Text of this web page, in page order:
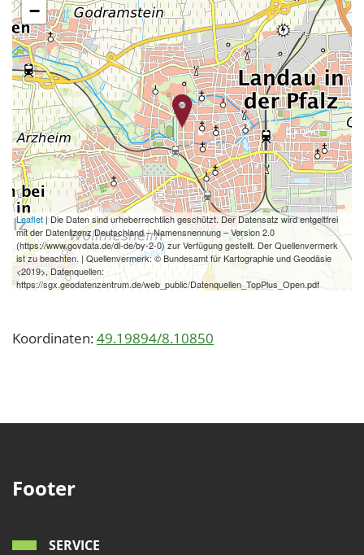
−
Leaflet | Die Daten sind urheberrechtlich geschützt. Der Datensatz wird entgeltfrei
mit der Datenlizenz Deutschland – Namensnennung – Version 2.0
(https://www.govdata.de/dl-de/by-2-0) zur Verfügung gestellt. Der Quellenvermerk
ist zu beachten. | Quellenvermerk: © Bundesamt für Kartographie und Geodäsie
<2019>, Datenquellen:
https://sgx.geodatenzentrum.de/web_public/Datenquellen_TopPlus_Open.pdf
Koordinaten:49.19894/8.10850
Footer
SERVICE